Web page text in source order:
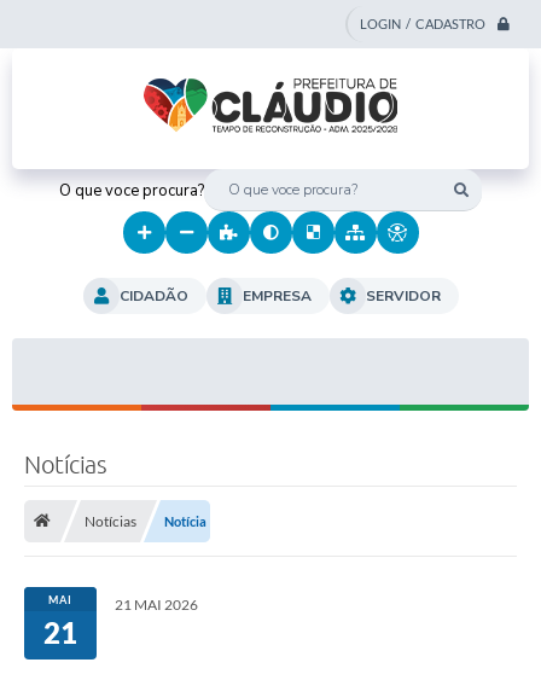
LOGIN / CADASTRO
O que voce procura?
CIDADÃO EMPRESA SERVIDOR
Notícias
Notícias Notícia
MAI
21
21 MAI 2026